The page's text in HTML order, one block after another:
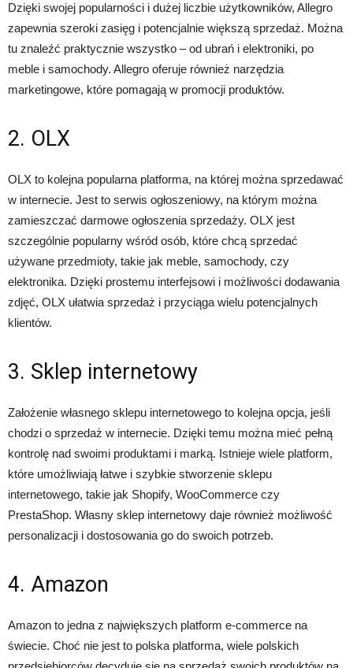
Dzięki swojej popularności i dużej liczbie użytkowników, Allegro
zapewnia szeroki zasięg i potencjalnie większą sprzedaż. Można
tu znaleźć praktycznie wszystko – od ubrań i elektroniki, po
meble i samochody. Allegro oferuje również narzędzia
marketingowe, które pomagają w promocji produktów.
2. OLX
OLX to kolejna popularna platforma, na której można sprzedawać
w internecie. Jest to serwis ogłoszeniowy, na którym można
zamieszczać darmowe ogłoszenia sprzedaży. OLX jest
szczególnie popularny wśród osób, które chcą sprzedać
używane przedmioty, takie jak meble, samochody, czy
elektronika. Dzięki prostemu interfejsowi i możliwości dodawania
zdjęć, OLX ułatwia sprzedaż i przyciąga wielu potencjalnych
klientów.
3. Sklep internetowy
Założenie własnego sklepu internetowego to kolejna opcja, jeśli
chodzi o sprzedaż w internecie. Dzięki temu można mieć pełną
kontrolę nad swoimi produktami i marką. Istnieje wiele platform,
które umożliwiają łatwe i szybkie stworzenie sklepu
internetowego, takie jak Shopify, WooCommerce czy
PrestaShop. Własny sklep internetowy daje również możliwość
personalizacji i dostosowania go do swoich potrzeb.
4. Amazon
Amazon to jedna z największych platform e-commerce na
świecie. Choć nie jest to polska platforma, wiele polskich